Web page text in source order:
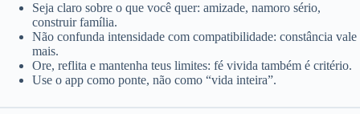
Seja claro sobre o que você quer: amizade, namoro sério,
construir família.
Não confunda intensidade com compatibilidade: constância vale
mais.
Ore, reflita e mantenha teus limites: fé vivida também é critério.
Use o app como ponte, não como “vida inteira”.